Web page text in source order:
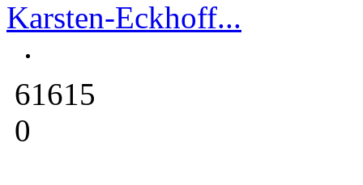
Karsten-Eckhoff...
61615
0